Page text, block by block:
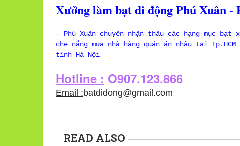
Xưởng làm bạt di động Phú Xuân -
- Phú Xuân chuyên nhận thầu các hạng mục
che nắng mưa nhà hàng quán ăn nhậu tại
tỉnh Hà Nội
Hotline : O907.123.866
Email :batdidong@gmail.com
READ ALSO